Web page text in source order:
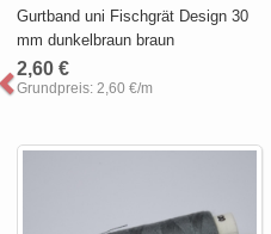
Gurtband uni Fischgrät Design 30
mm dunkelbraun braun
2,60 €
Grundpreis:2,60 €/m